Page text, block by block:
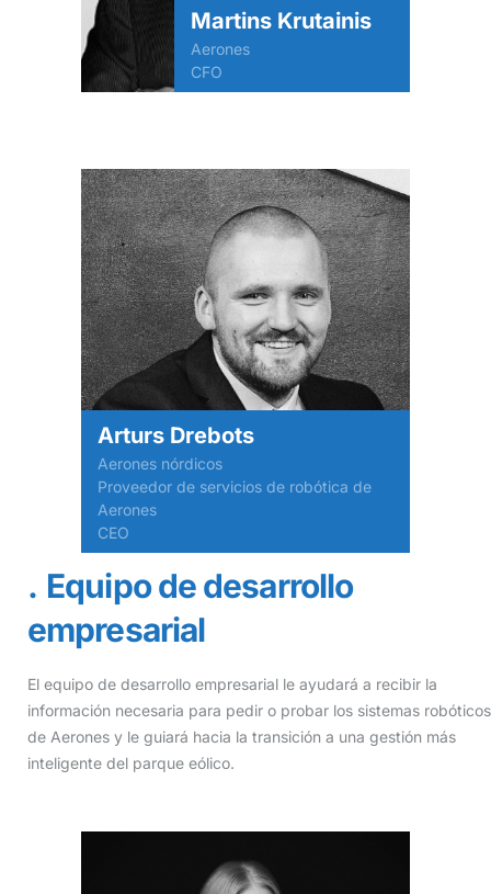
Martins Krutainis
Aerones
CFO
Arturs Drebots
Aerones nórdicos
Proveedor de servicios de robótica de
Aerones
CEO
Equipo de desarrollo
empresarial
El equipo de desarrollo empresarial le ayudará a recibir la
información necesaria para pedir o probar los sistemas robóticos
de Aerones y le guiará hacia la transición a una gestión más
inteligente del parque eólico.